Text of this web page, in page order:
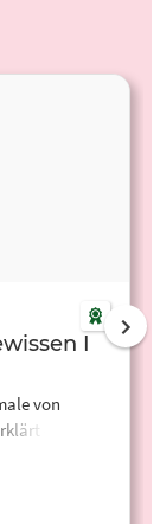
I
von
dir die
dem
auktoriale